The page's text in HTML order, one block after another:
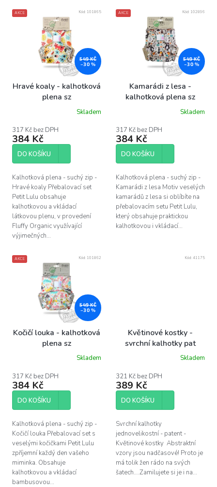
V
ý
o
d
ů
AKCE
549 KČ
–30 %
Hravé koaly - kalhotková
plena sz
Skladem
317 Kč bez DPH
384 Kč
DO KOŠÍKU
Kalhotková plena - suchý zip -
Hravé koaly Přebalovací set
Petit Lulu obsahuje
kalhotkovou a vkládací
látkovou plenu, v provedení
Fluffy Organic využívající
výjimečných...
Kód: 101865 AKCE
549 KČ
–30 %
Kamarádi z lesa -
kalhotková plena sz
Skladem
317 Kč bez DPH
384 Kč
DO KOŠÍKU
Kalhotková plena - suchý zip -
Kamarádi z lesa Motiv veselých
kamarádů z lesa si oblíbíte na
přebalovacím setu Petit Lulu,
který obsahuje praktickou
kalhotkovou i vkládací...
Kód: 102896
AKCE
549 KČ
–30 %
Kočičí louka - kalhotková
plena sz
Skladem
317 Kč bez DPH
384 Kč
DO KOŠÍKU
Kalhotková plena - suchý zip -
Kočičí louka Přebalovací set s
veselými kočičkami Petit Lulu
zpříjemní každý den vašeho
miminka. Obsahuje
kalhotkovou a vkládací
bambusovou...
Kód: 101862
Květinové kostky -
svrchní kalhotky pat
Skladem
321 Kč bez DPH
389 Kč
DO KOŠÍKU
Svrchní kalhotky
jednovelikostní - patent -
Květinové kostky Abstraktní
vzory jsou nadčasové! Proto je
má tolik žen rádo na svých
šatech….Zamilujete si je i na...
Kód: 41175